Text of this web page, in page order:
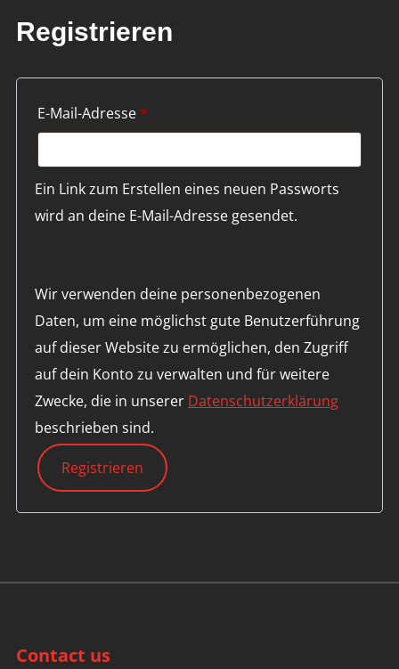
Registrieren
E-Mail-Adresse*Erforderlich
Ein Link zum Erstellen eines neuen Passworts
wird an deine E-Mail-Adresse gesendet.
Wir verwenden deine personenbezogenen
Daten, um eine möglichst gute Benutzerführung
auf dieser Website zu ermöglichen, den Zugriff
auf dein Konto zu verwalten und für weitere
Zwecke, die in unserer Datenschutzerklärung
beschrieben sind.
Registrieren
Contact us